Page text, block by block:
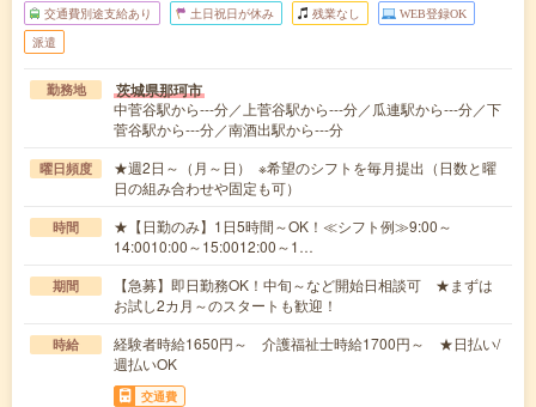
交通費別途支給あり 土日祝日が休み 残業なし WEB登録OK
派遣
勤務地 茨城県那珂市
中菅谷駅から---分／上菅谷駅から---分／瓜連駅から---分／下
菅谷駅から---分／南酒出駅から---分
曜日頻度
★週2日～（月～日） ※希望のシフトを毎月提出（日数と曜
日の組み合わせや固定も可）
時間
★【日勤のみ】1日5時間～OK！≪シフト例≫9:00～
14:0010:00～15:0012:00～1…
期間
【急募】即日勤務OK！中旬～など開始日相談可 ★まずは
お試し2カ月～のスタートも歓迎！
時給
経験者時給1650円～ 介護福祉士時給1700円～ ★日払い/
週払いOK
交通費